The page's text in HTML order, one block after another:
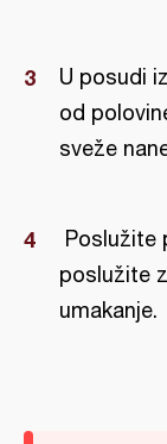
U posudi
od
sveže
Poslužite
poslužite
umakanje.